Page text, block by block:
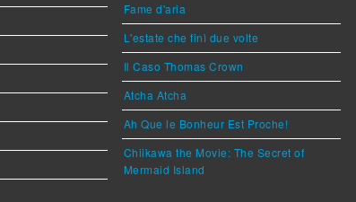
Fame d'aria
L'estate che finì due volte
Il Caso Thomas Crown
Atcha Atcha
Ah Que le Bonheur Est Proche!
Chiikawa the Movie: The Secret of
Mermaid Island